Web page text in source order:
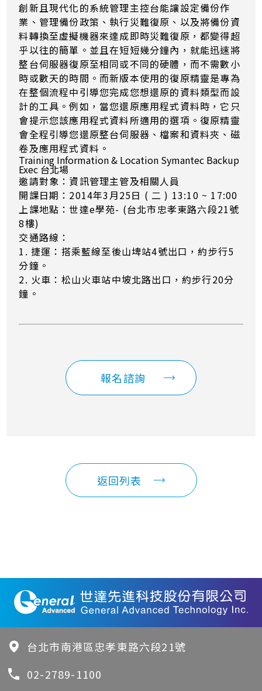
創新且現代化的系統管理主控台能讓設定備份作
業、管理備份政策、執行災難復原、以及將備份資
料轉換至虛擬機器來達成即時災難復原，都變得超
乎以往的簡單。並且在短短幾分鐘內，就能迅速將
整台伺服器復原至相同或不同的硬體，而不需數小
時或數天的時間。而新版本使用的復原精靈是專為
在整個流程中引導您完成您想還原的資料類型而設
計的工具。例如，當您還原應用程式資料時，它只
會提示您該應用程式資料所適用的選項。復原精靈
會全程引導您還原整台伺服器、檔案和資料夾、磁
卷及應用程式資料。
Training Information & Location Symantec Backup
Exec 台北場
邀請對象：資訊管理主管及相關人員
開課日期：2014年3月25日 ( 二 ) 13:10 ~ 17:00
上課地點：世達e學苑- (台北市忠孝東路六段21號
8樓)
交通路線：
1. 捷運：搭乘藍線至後山埤站4號出口，約步行5
分鐘。
2. 火車：松山火車站中坡北路出口，約步行20分
鐘。
報名諮詢
返回列表
台北市南港區忠孝東路六段21號
02-2789-1100